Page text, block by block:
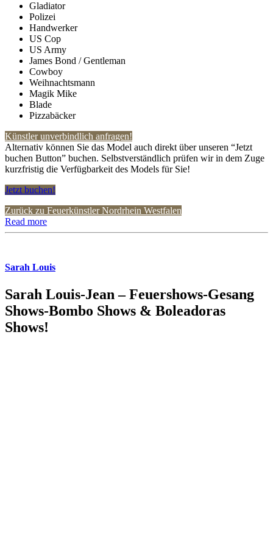
Gladiator
Polizei
Handwerker
US Cop
US Army
James Bond / Gentleman
Cowboy
Weihnachtsmann
Magik Mike
Blade
Pizzabäcker
Künstler unverbindlich anfragen!
Alternativ können Sie das Model auch direkt über unseren “Jetzt
buchen Button” buchen. Selbstverständlich prüfen wir in dem Zuge
kurzfristig die Verfügbarkeit des Models für Sie!
Jetzt buchen!
Zurück zu Feuerkünstler Nordrhein Westfalen
Read more
Sarah Louis
Sarah Louis-Jean – Feuershows-Gesang
Shows-Bombo Shows & Boleadoras
Shows!